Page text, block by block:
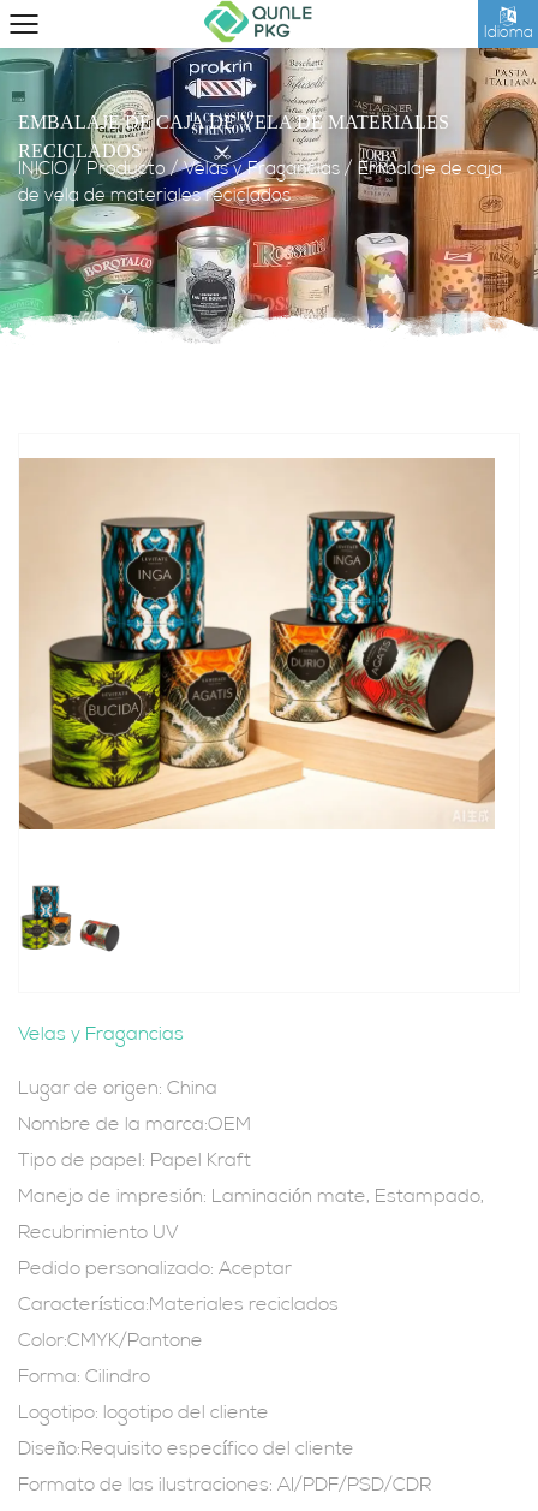
Idioma
EMBALAJE DE CAJA DE VELA DE MATERIALES
RECICLADOS
INICIO/ Producto/Velas y Fragancias / Embalaje de caja
de vela de materiales reciclados
Velas y Fragancias
Lugar de origen: China
Nombre de la marca:OEM
Tipo de papel: Papel Kraft
Manejo de impresión: Laminación mate, Estampado,
Recubrimiento UV
Pedido personalizado: Aceptar
Característica:Materiales reciclados
Color:CMYK/Pantone
Forma: Cilindro
Logotipo: logotipo del cliente
Diseño:Requisito específico del cliente
Formato de las ilustraciones: AI/PDF/PSD/CDR